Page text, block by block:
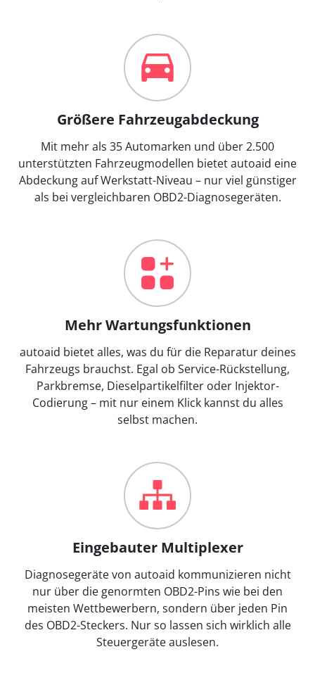
Größere Fahrzeugabdeckung
Mit mehr als 35 Automarken und über 2.500
unterstützten Fahrzeugmodellen bietet autoaid eine
Abdeckung auf Werkstatt-Niveau – nur viel günstiger
als bei vergleichbaren OBD2-Diagnosegeräten.
Mehr Wartungsfunktionen
autoaid bietet alles, was du für die Reparatur deines
Fahrzeugs brauchst. Egal ob Service-Rückstellung,
Parkbremse, Dieselpartikelfilter oder Injektor-
Codierung – mit nur einem Klick kannst du alles
selbst machen.
Eingebauter Multiplexer
Diagnosegeräte von autoaid kommunizieren nicht
nur über die genormten OBD2-Pins wie bei den
meisten Wettbewerbern, sondern über jeden Pin
des OBD2-Steckers. Nur so lassen sich wirklich alle
Steuergeräte auslesen.